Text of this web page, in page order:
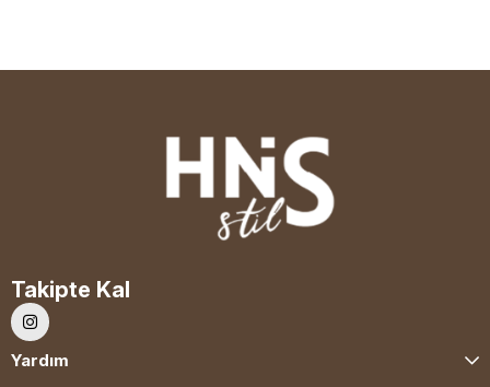
Takipte Kal
Yardım